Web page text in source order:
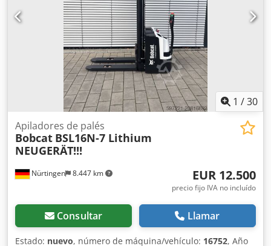
1 /30
Nürtingen 8.447 km
Apiladores de palés
Bobcat BSL16N-7 Lithium
NEUGERÄT!!!
EUR 12.500
precio fijo IVA no incluído
Consultar Llamar
Estado: nuevo, número de máquina/vehículo: 16752, Año